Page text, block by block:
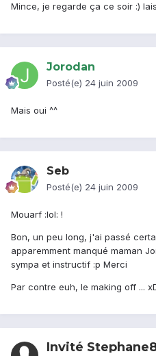
Mince, je regarde ça ce soir :)
Jorodan
Posté(e) 24 juin 2009
Mais oui ^^
Seb
Posté(e) 24 juin 2009
Mouarf :lol: !
Bon, un peu long, j'ai passé
apparemment manqué maman
sympa et instructif :p Merci
Par contre euh, le making off ...
Invité